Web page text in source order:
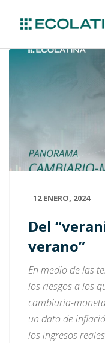
12 ENERO, 2024
Del
verano”
En medio de las
los riesgos a los
cambiaria-
un dato de
los ingresos